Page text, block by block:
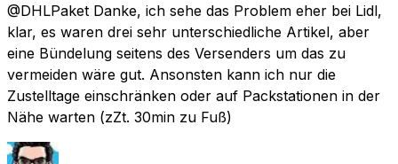
@DHLPaket Danke, ich sehe das Problem eher bei Lidl,
klar, es waren drei sehr unterschiedliche Artikel, aber
eine Bündelung seitens des Versenders um das zu
vermeiden wäre gut. Ansonsten kann ich nur die
Zustelltage einschränken oder auf Packstationen in der
Nähe warten (zZt. 30min zu Fuß)